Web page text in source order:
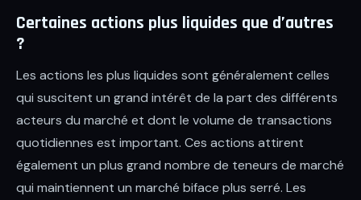
Certaines actions plus liquides que d’autres
?
Les actions les plus liquides sont généralement celles
qui suscitent un grand intérêt de la part des différents
acteurs du marché et dont le volume de transactions
quotidiennes est important. Ces actions attirent
également un plus grand nombre de teneurs de marché
qui maintiennent un marché biface plus serré. Les